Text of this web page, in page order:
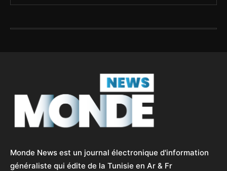
Monde News est un journal électronique d'information
généraliste qui édite de la Tunisie en Ar & Fr